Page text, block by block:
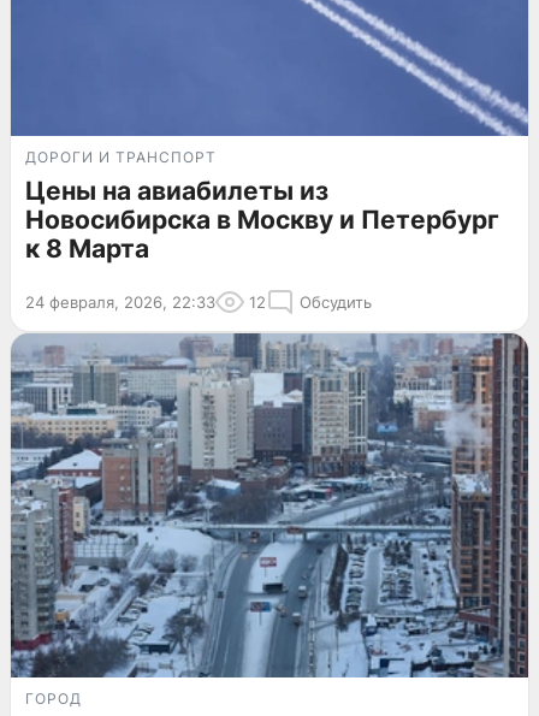
ДОРОГИ И ТРАНСПОРТ
Цены на авиабилеты из
Новосибирска в Москву и Петербург
к 8 Марта
24 февраля, 2026, 22:33 12 Обсудить
ГОРОД